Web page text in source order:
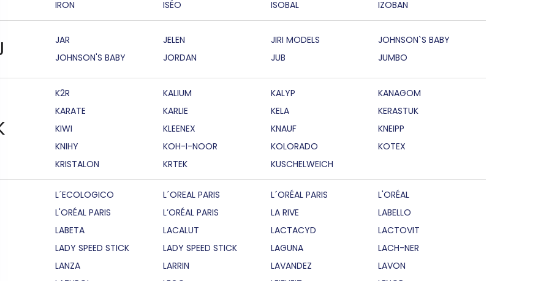
IRON
ISÉO ISOBAL IZOBAN
JAR JELEN JIRI MODELS
JOHNSON`S BABY
JOHNSON'S BABY
JORDAN JUB JUMBO
K2R KALIUM KALYP
KANAGOM
KARATE
KARLIE KELA
KERASTUK
KIWI
KLEENEX KNAUF
KNEIPP
KNIHY
KOH-I-NOOR KOLORADO
KOTEX
KRISTALON
KRTEK KUSCHELWEICH
L´ECOLOGICO L´OREAL PARIS L´ORÉAL PARIS
L'ORÉAL
L'ORÉAL PARIS
L’ORÉAL PARIS LA RIVE
LABELLO
LABETA
LACALUT LACTACYD
LACTOVIT
LADY SPEED STICK
LADY SPEED STICK LAGUNA
LACH-NER
LANZA
LARRIN LAVANDEZ
LAVON